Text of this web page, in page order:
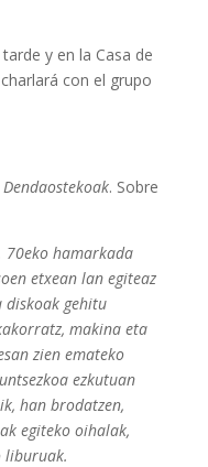
y en la Casa de
con el grupo
Dendaostekoak. Sobre
70eko hamarkada
etxean lan egiteaz
gehitu
makina eta
zien emateko
ezkutuan
han brodatzen,
egiteko oihalak,
liburuak.